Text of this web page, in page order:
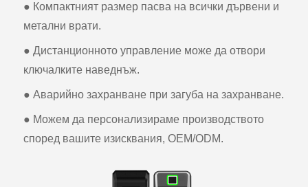
● Компактният размер пасва на всички дървени и
метални врати.
● Дистанционното управление може да отвори
ключалките наведнъж.
● Аварийно захранване при загуба на захранване.
● Можем да персонализираме производството
според вашите изисквания, OEM/ODM.